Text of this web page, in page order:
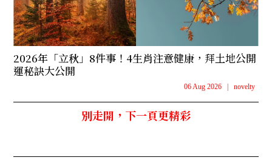
2026年「立秋」8件事！4生肖注意健康，拜土地公開
運秘訣大公開
06 Aug 2026 novelty
別走開，下一頁更精彩